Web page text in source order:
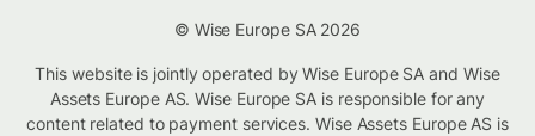
© Wise Europe SA 2026
This website is jointly operated by Wise Europe SA and Wise
Assets Europe AS. Wise Europe SA is responsible for any
content related to payment services. Wise Assets Europe AS is